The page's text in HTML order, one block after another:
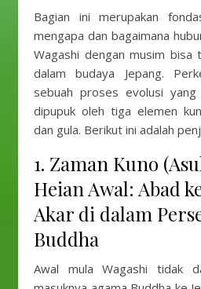
Bagian ini merupakan
mengapa dan bagaimana
Wagashi dengan musim
dalam budaya Jepang.
sebuah proses evolusi
dipupuk oleh tiga elemen
dan gula. Berikut ini adalah
1. Zaman Kuno
Heian Awal: Abad
Akar di dalam
Buddha
Awal mula Wagashi tidak